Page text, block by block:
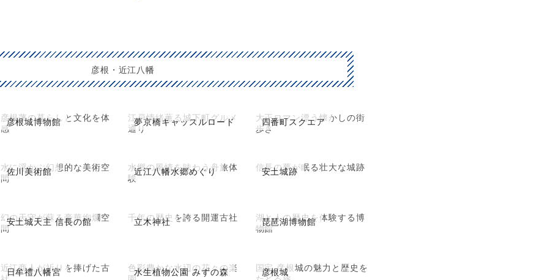
彦根・近江八幡
彦根城博物館
彦根藩の暮らしと文化を体
感
夢京橋キャッスルロード
江戸情緒薫る城下町グルメ
通り
四番町スクエア
大正ロマン漂う懐かしの街
歩き
佐川美術館
水に浮かぶ幻想的な美術空
間
近江八幡水郷めぐり
水郷の風情を味わう舟旅体
験
安土城跡
信長の夢が眠る壮大な城跡
安土城天主 信長の館
幻の天守が蘇る豪華絢爛空
間
立木神社
千年の歴史を誇る開運古社 琵琶湖博物館
湖と人の歴史を体験する博
物館
日牟禮八幡宮
近江商人が祈りを捧げた古
水生植物公園 みずの森
色彩豊かな水辺の花々の楽
彦根城
国宝 彦根城の魅力と歴史を